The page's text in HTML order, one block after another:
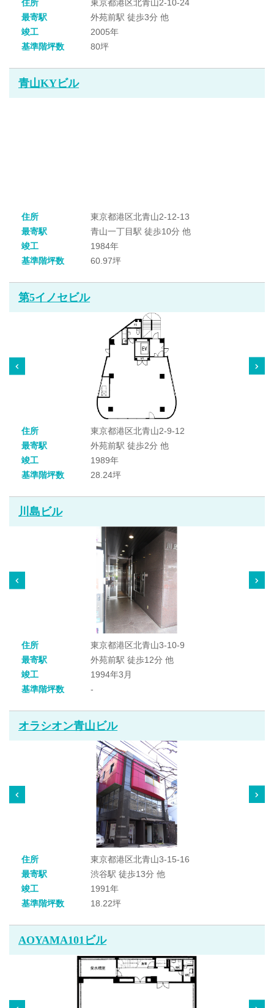
住所
東京都港区北青山2-10-24
最寄駅
外苑前駅 徒歩3分 他
竣工
2005年
基準階坪数
80坪
青山KYビル
住所
東京都港区北青山2-12-13
最寄駅
青山一丁目駅 徒歩10分 他
竣工
1984年
基準階坪数
60.97坪
第5イノセビル
住所
東京都港区北青山2-9-12
最寄駅
外苑前駅 徒歩2分 他
竣工
1989年
基準階坪数
28.24坪
川島ビル
住所
東京都港区北青山3-10-9
最寄駅
外苑前駅 徒歩12分 他
竣工
1994年3月
基準階坪数
-
オラシオン青山ビル
住所
東京都港区北青山3-15-16
最寄駅
渋谷駅 徒歩13分 他
竣工
1991年
基準階坪数
18.22坪
AOYAMA101ビル